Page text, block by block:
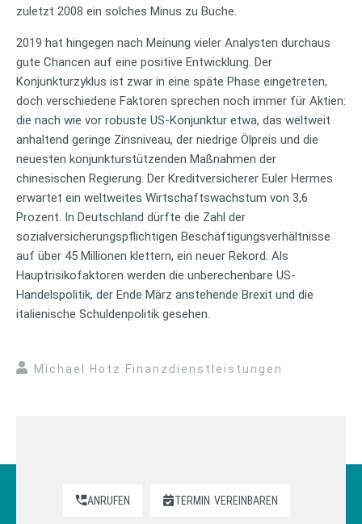
zuletzt 2008 ein solches Minus zu Buche.
2019 hat hingegen nach Meinung vieler Analysten durchaus
gute Chancen auf eine positive Entwicklung. Der
Konjunkturzyklus ist zwar in eine späte Phase eingetreten,
doch verschiedene Faktoren sprechen noch immer für Aktien:
die nach wie vor robuste US-Konjunktur etwa, das weltweit
anhaltend geringe Zinsniveau, der niedrige Ölpreis und die
neuesten konjunkturstützenden Maßnahmen der
chinesischen Regierung. Der Kreditversicherer Euler Hermes
erwartet ein weltweites Wirtschaftswachstum von 3,6
Prozent. In Deutschland dürfte die Zahl der
sozialversicherungspflichtigen Beschäftigungsverhältnisse
auf über 45 Millionen klettern, ein neuer Rekord. Als
Hauptrisikofaktoren werden die unberechenbare US-
Handelspolitik, der Ende März anstehende Brexit und die
italienische Schuldenpolitik gesehen.
Michael Hotz Finanzdienstleistungen
ANRUFEN TERMIN VEREINBAREN